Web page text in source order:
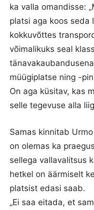
ka valla omandisse:
platsi aga koos seda
kokkuvõttes
võimalikuks seal
müügiplatse ning -
On aga küsitav, kas
selle tegevuse alla
Samas kinnitab
on olemas ka
sellega vallavalitsus
hetkel on äärmiselt
platsist edasi saab.
„Ei saa eitada, et